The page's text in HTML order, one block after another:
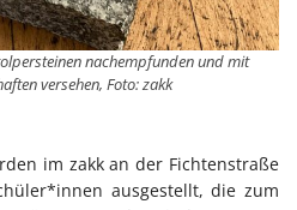
nachempfunden und mit
versehen, Foto: zakk
im zakk an der Fichtenstraße
ausgestellt, die zum